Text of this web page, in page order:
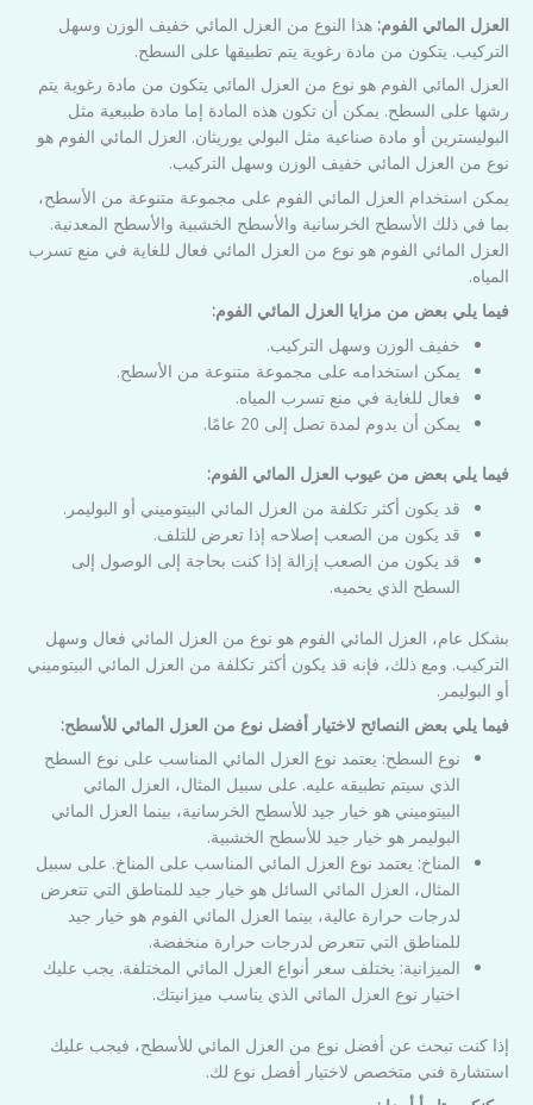
العزل المائي الفوم: هذا النوع من العزل المائي خفيف الوزن وسهل
التركيب. يتكون من مادة رغوية يتم تطبيقها على السطح.
العزل المائي الفوم هو نوع من العزل المائي يتكون من مادة رغوية يتم
رشها على السطح. يمكن أن تكون هذه المادة إما مادة طبيعية مثل
البوليسترين أو مادة صناعية مثل البولي يوريثان. العزل المائي الفوم هو
نوع من العزل المائي خفيف الوزن وسهل التركيب.
يمكن استخدام العزل المائي الفوم على مجموعة متنوعة من الأسطح،
بما في ذلك الأسطح الخرسانية والأسطح الخشبية والأسطح المعدنية.
العزل المائي الفوم هو نوع من العزل المائي فعال للغاية في منع تسرب
المياه.
فيما يلي بعض من مزايا العزل المائي الفوم:
خفيف الوزن وسهل التركيب.
يمكن استخدامه على مجموعة متنوعة من الأسطح.
فعال للغاية في منع تسرب المياه.
يمكن أن يدوم لمدة تصل إلى 20 عامًا.
فيما يلي بعض من عيوب العزل المائي الفوم:
قد يكون أكثر تكلفة من العزل المائي البيتوميني أو البوليمر.
قد يكون من الصعب إصلاحه إذا تعرض للتلف.
قد يكون من الصعب إزالة إذا كنت بحاجة إلى الوصول إلى
السطح الذي يحميه.
بشكل عام، العزل المائي الفوم هو نوع من العزل المائي فعال وسهل
التركيب. ومع ذلك، فإنه قد يكون أكثر تكلفة من العزل المائي البيتوميني
أو البوليمر.
فيما يلي بعض النصائح لاختيار أفضل نوع من العزل المائي للأسطح:
نوع السطح: يعتمد نوع العزل المائي المناسب على نوع السطح
الذي سيتم تطبيقه عليه. على سبيل المثال، العزل المائي
البيتوميني هو خيار جيد للأسطح الخرسانية، بينما العزل المائي
البوليمر هو خيار جيد للأسطح الخشبية.
المناخ: يعتمد نوع العزل المائي المناسب على المناخ. على سبيل
المثال، العزل المائي السائل هو خيار جيد للمناطق التي تتعرض
لدرجات حرارة عالية، بينما العزل المائي الفوم هو خيار جيد
للمناطق التي تتعرض لدرجات حرارة منخفضة.
الميزانية: يختلف سعر أنواع العزل المائي المختلفة. يجب عليك
اختيار نوع العزل المائي الذي يناسب ميزانيتك.
إذا كنت تبحث عن أفضل نوع من العزل المائي للأسطح، فيجب عليك
استشارة فني متخصص لاختيار أفضل نوع لك.